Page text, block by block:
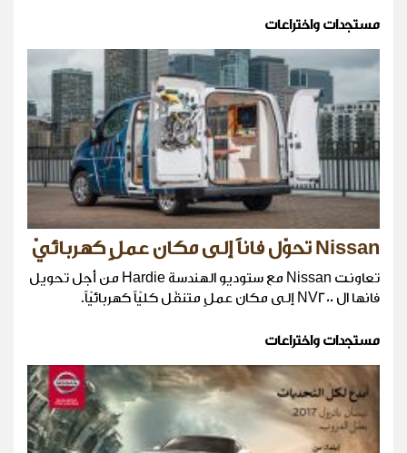
مستجدات واختراعات
Nissan تحوّل فاناً إلى مكان عملٍ كهربائيّ
تعاونت Nissan مع ستوديو الهندسة Hardie من أجل تحويل
فانها ال NV200 إلى مكان عملٍ متنقّل كليّاً كهربائيّاً.
مستجدات واختراعات